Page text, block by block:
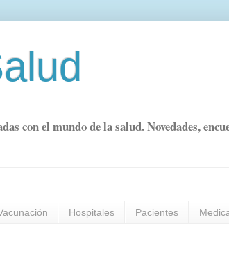
con el mundo de la salud. Novedades,
Hospitales Pacientes